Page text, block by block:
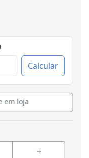
Calcular
em loja
+